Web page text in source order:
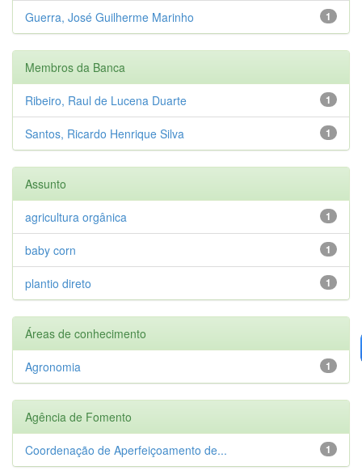
1
Guerra, José Guilherme Marinho
Membros da Banca
1
Ribeiro, Raul de Lucena Duarte
1
Santos, Ricardo Henrique Silva
Assunto
1
agricultura orgânica
1
baby corn
1
plantio direto
Áreas de conhecimento
1
Agronomia
Agência de Fomento
1
Coordenação de Aperfeiçoamento de...